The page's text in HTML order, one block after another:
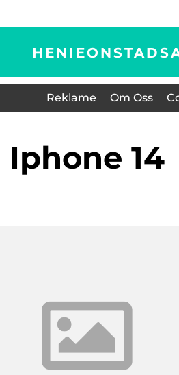
Reklame Om Oss
iphone 14